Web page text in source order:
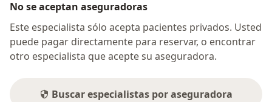
No se aceptan aseguradoras
Este especialista sólo acepta pacientes privados. Usted
puede pagar directamente para reservar, o encontrar
otro especialista que acepte su aseguradora.
Buscar especialistas por aseguradora